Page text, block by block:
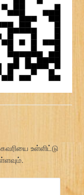
உள்ளிட்டு